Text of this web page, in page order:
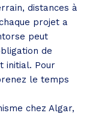
distances à
projet a
peut
de
initial. Pour
le temps
chez Algar,